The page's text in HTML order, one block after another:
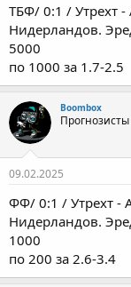
ТБФ/ 0:1 / Утрехт
Нидерландов.
5000
по 1000 за 1.7-2.5
Boombox
Прогнозисты
09.02.2025
ФФ/ 0:1 / Утрехт -
Нидерландов.
1000
по 200 за 2.6-3.4